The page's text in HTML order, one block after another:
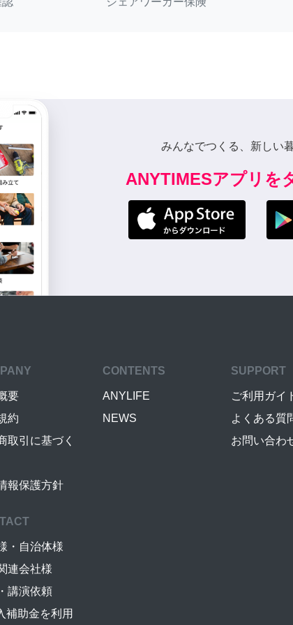
みんなでつくる、新しい
ANYTIMESアプリを
要
約
取引に基づく
報保護方針
CONTENTS
ANYLIFE
NEWS
SUPPORT
ご利用ガイ
よくある質
お問い合わ
・自治体様
連会社様
講演依頼
補助金を利用